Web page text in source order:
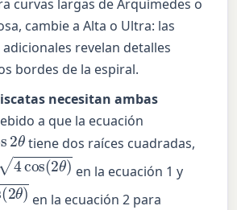
curvas largas de Arquímedes o
cambie a Alta o Ultra: las
revelan detalles
bordes de la espiral.
necesitan ambas
a que la ecuación
2θ tiene dos raíces cuadradas,
cos(2θ)
en la ecuación 1 y
)
en la ecuación 2 para